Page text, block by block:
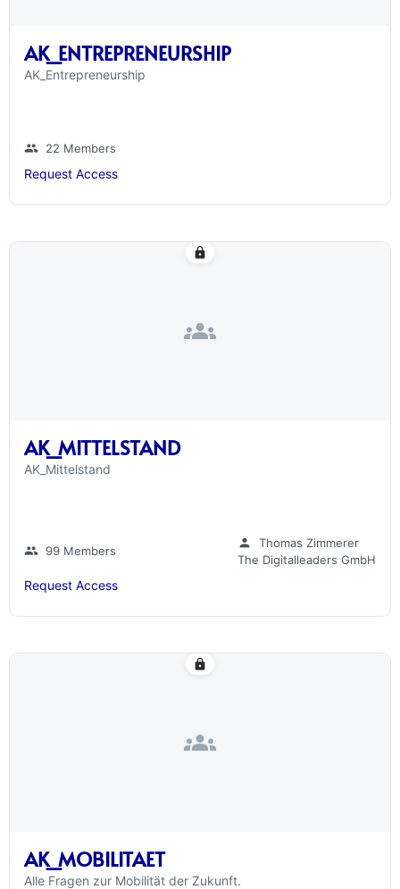
AK_ENTREPRENEURSHIP
AK_Entrepreneurship
group 22 Members
Request Access
groups
lock
AK_MITTELSTAND
AK_Mittelstand
group 99 Members
person
Thomas Zimmerer
The Digitalleaders GmbH
Request Access
groups
lock
AK_MOBILITAET
Alle Fragen zur Mobilität der Zukunft.